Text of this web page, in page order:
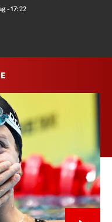
- 17:22